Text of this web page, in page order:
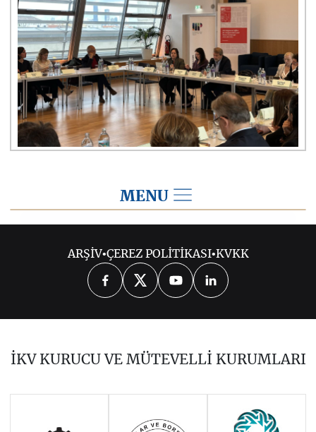
MENU
2026 2024 2023
2022 2021 2020
ARŞİV•ÇEREZ POLİTİKASI•KVKK
İKV KURUCU VE MÜTEVELLİ KURUMLARI